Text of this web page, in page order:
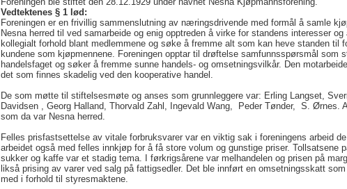
Vedtektenes § 1 lød:
Foreningen er en frivillig sammenslutning av næringsdrivende med formål å samle
Nesna herred til ved samarbeide og enig opptreden å virke for standens interesser og
kollegialt forhold blant medlemmene og søke å fremme alt som kan heve standen til
kundene som kjøpmennene. Foreningen opptar til drøftelse samfunnsspørsmål som
handelsfaget og søker å fremme sunne handels- og omsetningsvilkår. Den
det som finnes skadelig ved den kooperative handel.
De som møtte til stiftelsesmøte og anses som grunnleggere var: Erling Langset,
Davidsen , Georg Halland, Thorvald Zahl, Ingevald Wang, Peder Tønder, S. Ørnes.
som da var Nesna herred.
Felles prisfastsettelse av vitale forbruksvarer var en viktig sak i foreningens arbeid
arbeidet også med felles innkjøp for å få store volum og gunstige priser. Tollsatsene
sukker og kaffe var et stadig tema. I førkrigsårene var melhandelen og prisen på
likså prising av varer ved salg på fattigsedler. Det ble innført en omsetningsskatt
med i forhold til styresmaktene.